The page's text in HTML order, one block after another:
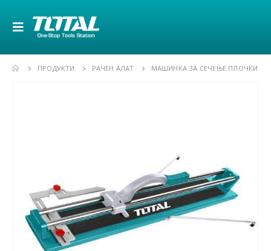
ПРОДУКТИ РАЧЕН АЛАТ МАШИНКА ЗА СЕЧЕЊЕ ПЛОЧКИ